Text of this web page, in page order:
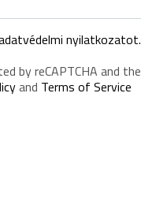
nyilatkozatot.
by reCAPTCHA and the
and Terms of Service